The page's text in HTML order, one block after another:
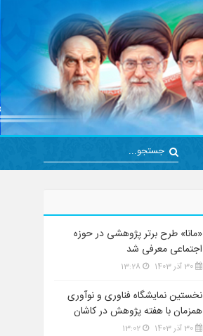
«مانا» طرح برتر پژوهشی در حوزه
اجتماعی معرفی شد
30 آذر 1403
نخستین نمایشگاه فناوری و نوآوری
همزمان با هفته پژوهش در کاشان
گشایش یافت
30 آذر 1403 13:02